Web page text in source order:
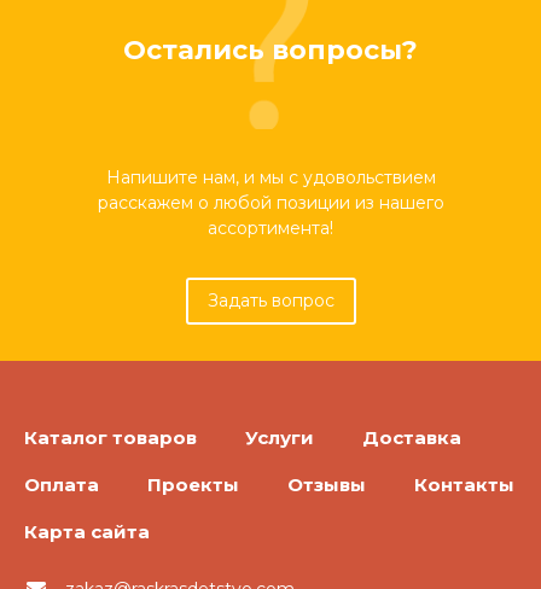
Остались вопросы?
Напишите нам, и мы с удовольствием
расскажем о любой позиции из нашего
ассортимента!
Задать вопрос
Каталог товаров Услуги Доставка
Оплата Проекты Отзывы Контакты
Карта сайта